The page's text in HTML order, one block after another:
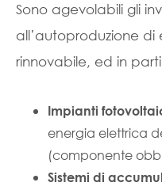
Sono agevolabili gli
all’autoproduzione
rinnovabile, ed in
Impianti
energia elettrica
(componente
Sistemi di